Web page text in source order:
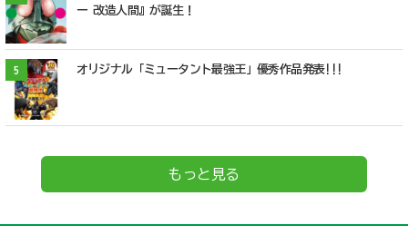
ー 改造人間』が誕生！
5 オリジナル「ミュータント最強王」優秀作品発表!!!
もっと見る